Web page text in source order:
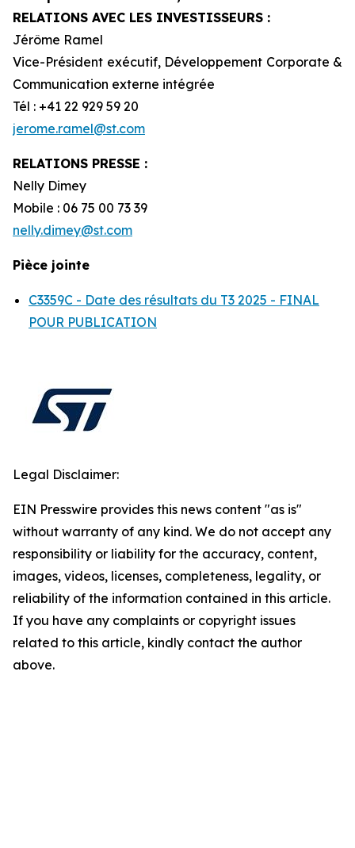
RELATIONS AVEC LES INVESTISSEURS :
Jérôme Ramel
Vice-Président exécutif, Développement Corporate &
Communication externe intégrée
Tél : +41 22 929 59 20
jerome.ramel@st.com
RELATIONS PRESSE :
Nelly Dimey
Mobile : 06 75 00 73 39
nelly.dimey@st.com
Pièce jointe
C3359C - Date des résultats du T3 2025 - FINAL
POUR PUBLICATION
Legal Disclaimer:
EIN Presswire provides this news content "as is"
without warranty of any kind. We do not accept any
responsibility or liability for the accuracy, content,
images, videos, licenses, completeness, legality, or
reliability of the information contained in this article.
If you have any complaints or copyright issues
related to this article, kindly contact the author
above.